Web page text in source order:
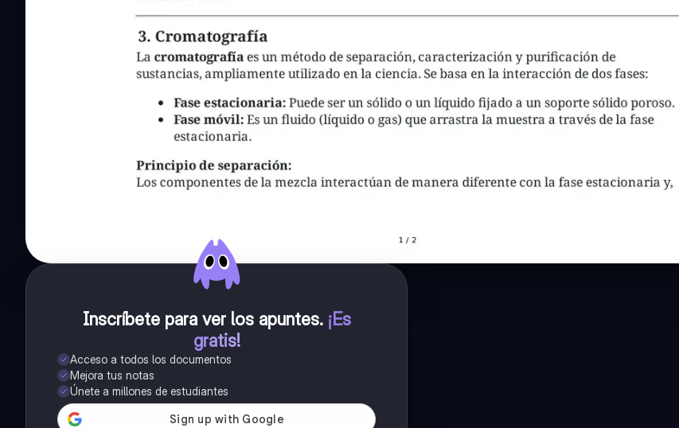
Inscríbete para ver los apuntes. ¡Es
gratis!
Acceso a todos los documentos
Mejora tus notas
Únete a millones de estudiantes